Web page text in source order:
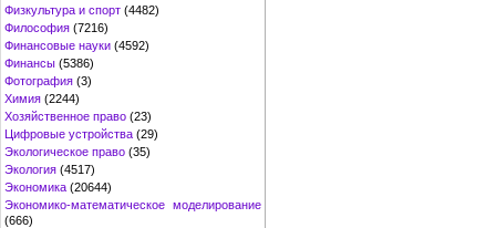
Физкультура и спорт (4482)
Философия (7216)
Финансовые науки (4592)
Финансы (5386)
Фотография (3)
Химия (2244)
Хозяйственное право (23)
Цифровые устройства (29)
Экологическое право (35)
Экология (4517)
Экономика (20644)
Экономико-математическое моделирование
(666)